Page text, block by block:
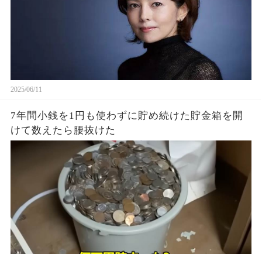
2025/06/11
7年間小銭を1円も使わずに貯め続けた貯金箱を開
けて数えたら腰抜けた